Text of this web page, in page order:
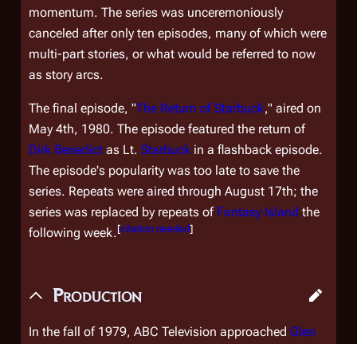
momentum. The series was unceremoniously
canceled after only ten episodes, many of which were
multi-part stories, or what would be referred to now
as story arcs.
The final episode, "The Return of Starbuck," aired on
May 4th, 1980. The episode featured the return of
Dirk Benedict as Lt. Starbuck in a flashback episode.
The episode's popularity was too late to save the
series. Repeats were aired through August 17th; the
series was replaced by repeats of Fantasy Island the
following week.[citation needed]
Production
In the fall of 1979, ABC Television approached Glen